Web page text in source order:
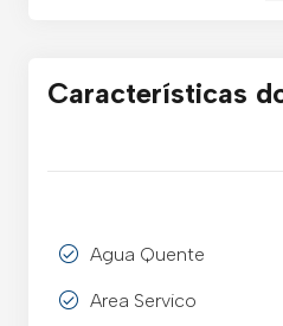
Características
Agua Quente
Area Servico